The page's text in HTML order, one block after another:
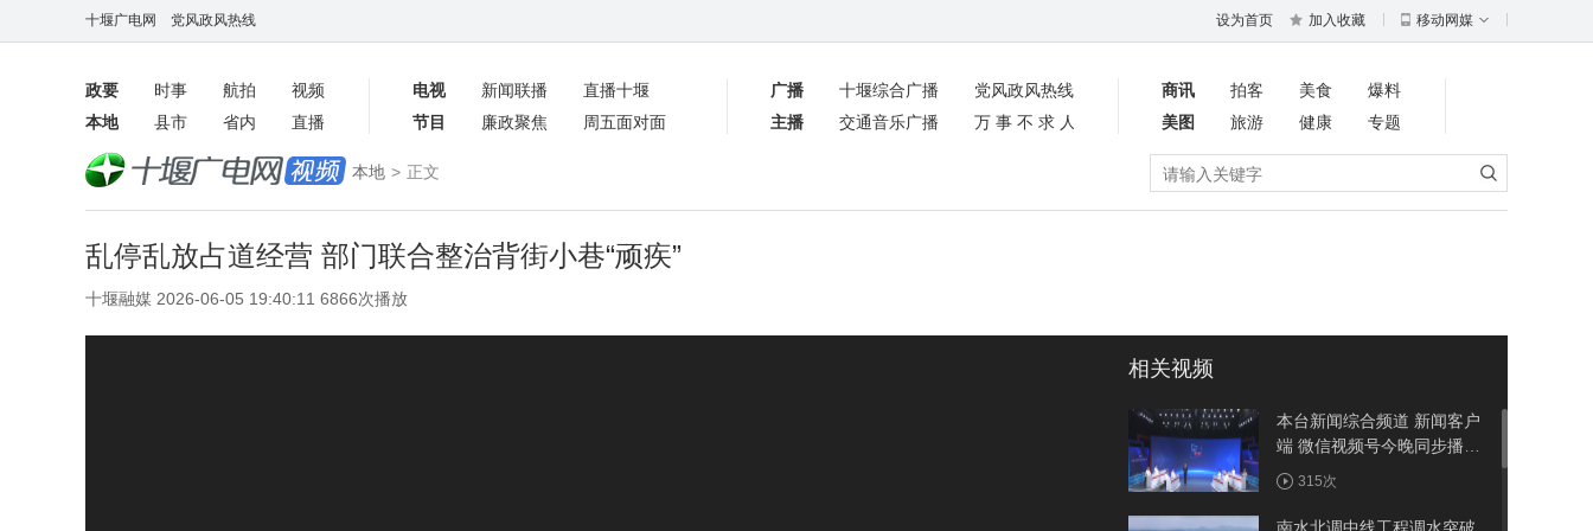
十堰广电网 党风政风热线 设为首页 加入收藏 移动网媒
政要 时事 航拍
视频
本地
县市 省内 直播
电视 新闻联播
直播十堰
节目
廉政聚焦 周五面对面
广播 十堰综合广播
党风政风热线
主播
交通音乐广播 万事不求人
商讯 拍客 美食
爆料
美图
旅游 健康
专题
数字报
本地 > 正文
乱停乱放占道经营 部门联合整治背街小巷“顽疾”
十堰融媒 2026-06-05 19:40:11 6866次播放
相关视频
本台新闻综合频道 新闻客户
端 微信视频号今晚同步播出
《周五面对面》聚焦竹溪：
建强省际节点县 做优农旅大
文章
315次